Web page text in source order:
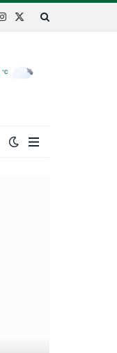
Instagram
X
°C